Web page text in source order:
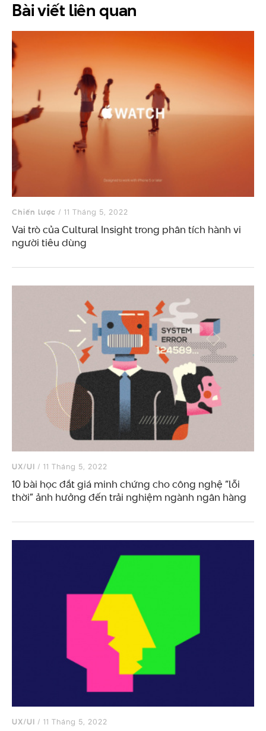
Bài viết liên quan
Chiến lược / 11 Tháng 5, 2022
Vai trò của Cultural Insight trong phân tích hành vi
người tiêu dùng
UX/UI / 11 Tháng 5, 2022
10 bài học đắt giá minh chứng cho công nghệ “lỗi
thời” ảnh hưởng đến trải nghiệm ngành ngân hàng
UX/UI / 11 Tháng 5, 2022